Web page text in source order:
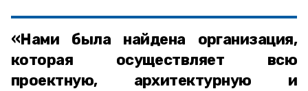
«Нами была найдена организация,
которая осуществляет всю
проектную, архитектурную и